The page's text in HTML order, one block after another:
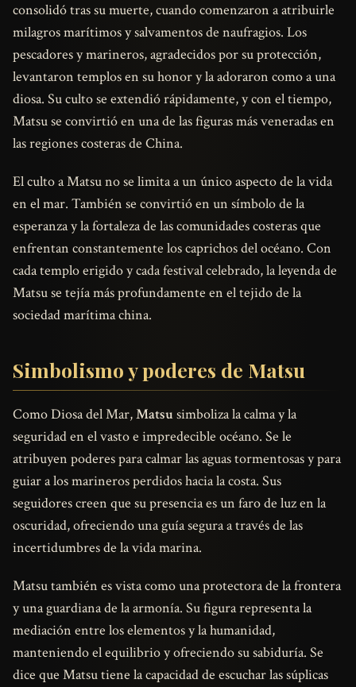
consolidó tras su muerte, cuando comenzaron a atribuirle
milagros marítimos y salvamentos de naufragios. Los
pescadores y marineros, agradecidos por su protección,
levantaron templos en su honor y la adoraron como a una
diosa. Su culto se extendió rápidamente, y con el tiempo,
Matsu se convirtió en una de las figuras más veneradas en
las regiones costeras de China.
El culto a Matsu no se limita a un único aspecto de la vida
en el mar. También se convirtió en un símbolo de la
esperanza y la fortaleza de las comunidades costeras que
enfrentan constantemente los caprichos del océano. Con
cada templo erigido y cada festival celebrado, la leyenda de
Matsu se tejía más profundamente en el tejido de la
sociedad marítima china.
Simbolismo y poderes de Matsu
Como Diosa del Mar,Matsusimboliza la calma y la
seguridad en el vasto e impredecible océano. Se le
atribuyen poderes para calmar las aguas tormentosas y para
guiar a los marineros perdidos hacia la costa. Sus
seguidores creen que su presencia es un faro de luz en la
oscuridad, ofreciendo una guía segura a través de las
incertidumbres de la vida marina.
Matsu también es vista como una protectora de la frontera
y una guardiana de la armonía. Su figura representa la
mediación entre los elementos y la humanidad,
manteniendo el equilibrio y ofreciendo su sabiduría. Se
dice que Matsu tiene la capacidad de escuchar las súplicas